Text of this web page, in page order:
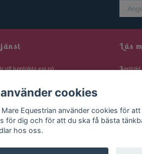
att kontakta oss på
kontaktformulär
Läs
Kontakt
cookies
Mare Equestrian använder cookies för
för dig och för att du ska få bästa
hos oss.